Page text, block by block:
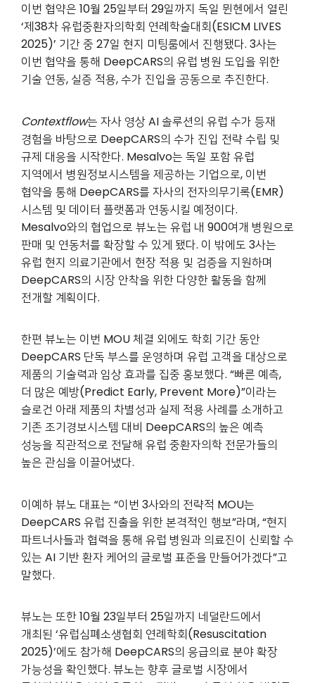
이번 협약은 10월 25일부터 29일까지 독일 뮌헨에서 열린
‘제38차 유럽중환자의학회 연례학술대회(ESICM LIVES
2025)’ 기간 중 27일 현지 미팅룸에서 진행됐다. 3사는
이번 협약을 통해 DeepCARS의 유럽 병원 도입을 위한
기술 연동, 실증 적용, 수가 진입을 공동으로 추진한다.
Contextflow는 자사 영상 AI 솔루션의 유럽 수가 등재
경험을 바탕으로 DeepCARS의 수가 진입 전략 수립 및
규제 대응을 시작한다. Mesalvo는 독일 포함 유럽
지역에서 병원정보시스템을 제공하는 기업으로, 이번
협약을 통해 DeepCARS를 자사의 전자의무기록(EMR)
시스템 및 데이터 플랫폼과 연동시킬 예정이다.
Mesalvo와의 협업으로 뷰노는 유럽 내 900여개 병원으로
판매 및 연동처를 확장할 수 있게 됐다. 이 밖에도 3사는
유럽 현지 의료기관에서 현장 적용 및 검증을 지원하며
DeepCARS의 시장 안착을 위한 다양한 활동을 함께
전개할 계획이다.
한편 뷰노는 이번 MOU 체결 외에도 학회 기간 동안
DeepCARS 단독 부스를 운영하며 유럽 고객을 대상으로
제품의 기술력과 임상 효과를 집중 홍보했다. “빠른 예측,
더 많은 예방(Predict Early, Prevent More)”이라는
슬로건 아래 제품의 차별성과 실제 적용 사례를 소개하고
기존 조기경보시스템 대비 DeepCARS의 높은 예측
성능을 직관적으로 전달해 유럽 중환자의학 전문가들의
높은 관심을 이끌어냈다.
이예하 뷰노 대표는 “이번 3사와의 전략적 MOU는
DeepCARS 유럽 진출을 위한 본격적인 행보”라며, “현지
파트너사들과 협력을 통해 유럽 병원과 의료진이 신뢰할 수
있는 AI 기반 환자 케어의 글로벌 표준을 만들어가겠다”고
말했다.
뷰노는 또한 10월 23일부터 25일까지 네덜란드에서
개최된 ‘유럽심폐소생협회 연례학회(Resuscitation
2025)’에도 참가해 DeepCARS의 응급의료 분야 확장
가능성을 확인했다. 뷰노는 향후 글로벌 시장에서